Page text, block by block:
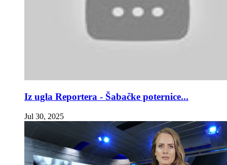
Iz ugla Reportera - Šabačke poternice...
Jul 30, 2025